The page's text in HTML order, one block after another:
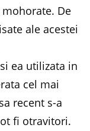
De
ale acestei
ea utilizata in
cel mai
recent s-a
fi otravitori.